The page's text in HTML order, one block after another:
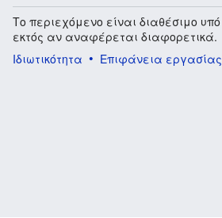
Το περιεχόμενο είναι διαθέσιμο υπό
εκτός αν αναφέρεται διαφορετικά.
Ιδιωτικότητα
Επιφάνεια εργασίας